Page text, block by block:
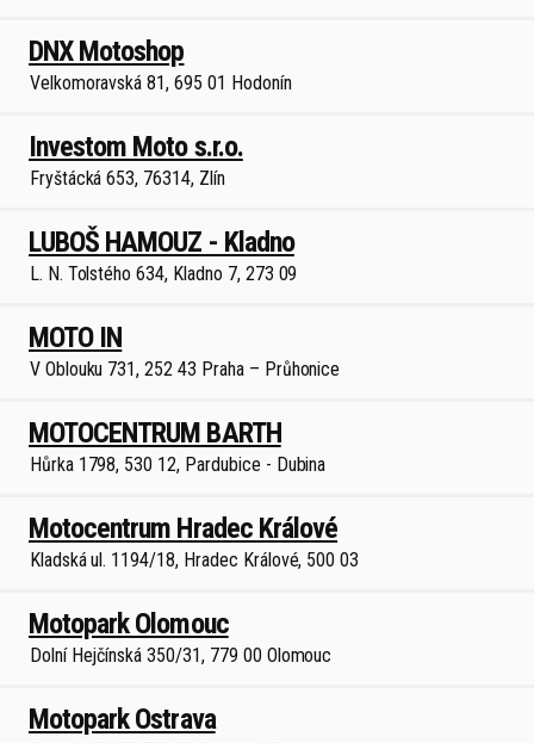
DNX Motoshop
Velkomoravská 81, 695 01 Hodonín
Investom Moto s.r.o.
Fryštácká 653, 76314, Zlín
LUBOŠ HAMOUZ - Kladno
L. N. Tolstého 634, Kladno 7, 273 09
MOTO IN
V Oblouku 731, 252 43 Praha – Průhonice
MOTOCENTRUM BARTH
Hůrka 1798, 530 12, Pardubice - Dubina
Motocentrum Hradec Králové
Kladská ul. 1194/18, Hradec Králové, 500 03
Motopark Olomouc
Dolní Hejčínská 350/31, 779 00 Olomouc
Motopark Ostrava